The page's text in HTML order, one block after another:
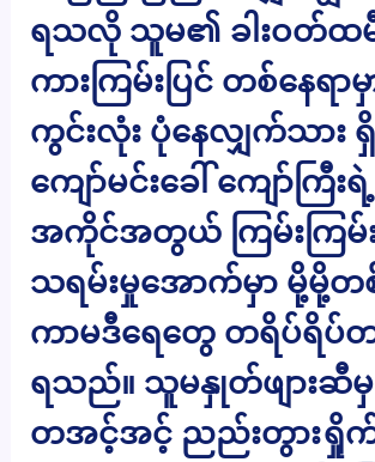
ရသလို သူမ၏ ခါးဝတ်ထ
ကားကြမ်းပြင် တစ်နေရာ
ကွင်းလုံး ပုံနေလျှက်သား
ကျော်မင်းခေါ် ကျော်ကြီးရဲ့
အကိုင်အတွယ် ကြမ်းကြမ်
သရမ်းမှုအောက်မှာ မို့မို့
ကာမဒီရေတွေ တရိပ်ရိပ်
ရသည်။ သူမနှုတ်ဖျား
တအင့်အင့် ညည်းတွားရှို